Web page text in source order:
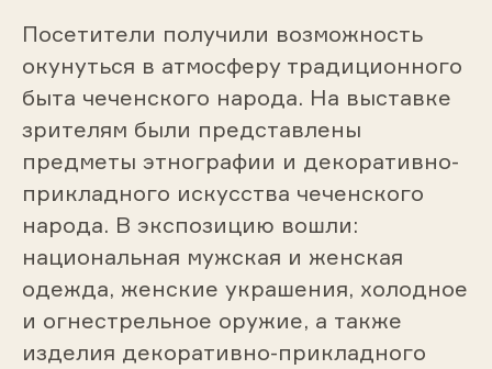
Посетители получили возможность
окунуться в атмосферу традиционного
быта чеченского народа. На выставке
зрителям были представлены
предметы этнографии и декоративно-
прикладного искусства чеченского
народа. В экспозицию вошли:
национальная мужская и женская
одежда, женские украшения, холодное
и огнестрельное оружие, а также
изделия декоративно-прикладного